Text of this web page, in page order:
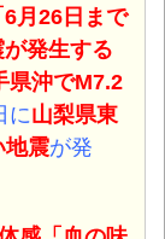
月26日まで
発生する
県沖でM7.2
に山梨県東
地震が発